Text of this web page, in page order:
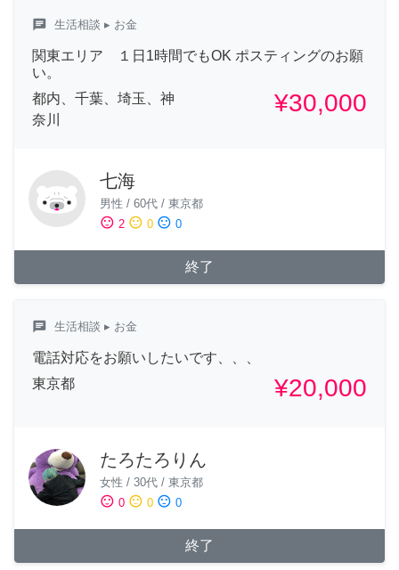
chat 生活相談 ▸ お金
関東エリア １日1時間でもOK ポスティングのお願
い。
都内、千葉、埼玉、神
奈川
¥30,000
七海
男性 / 60代 / 東京都
sentiment_satisfied 2 sentiment_neutral 0 sentiment_dissatisfied 0
終了
chat 生活相談 ▸ お金
電話対応をお願いしたいです、、、
東京都
¥20,000
たろたろりん
女性 / 30代 / 東京都
sentiment_satisfied 0 sentiment_neutral 0 sentiment_dissatisfied 0
終了